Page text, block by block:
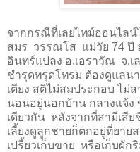
จากกรณีที่เลยไทม์ออนไลน์
สมร วรรณโส แม่วัย 74 ปี
อินทร์แปลง อ.เอราวัณ จ.เ
ชำรุดทรุดโทรม ต้องดูแลน
เตียง สติไม่สมประกอบ ไม่
นอนอยู่นอกบ้าน กลางแจ้
เดียวกัน หลังจากที่สามีเสี
เลี้ยงดูลูกชายก็ตกอยู่ที่ยาย
เปรี้ยวเก็บขาย หรือเก็บผั